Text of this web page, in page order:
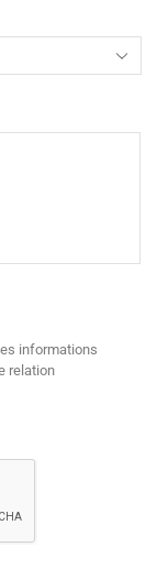
informations
relation